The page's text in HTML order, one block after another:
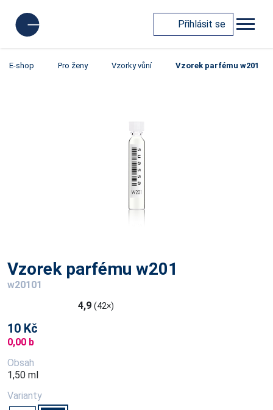
Přihlásit se
E-shop Pro ženy Vzorky vůní Vzorek parfému w201
Vzorek parfému w201
w20101
4,9 (42×)
10 Kč
0,00 b
Obsah
1,50 ml
Varianty